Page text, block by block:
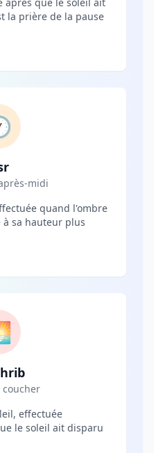
la prière de la pause
midi
quand l'ombre
sa hauteur plus
coucher
effectuée
le soleil ait disparu